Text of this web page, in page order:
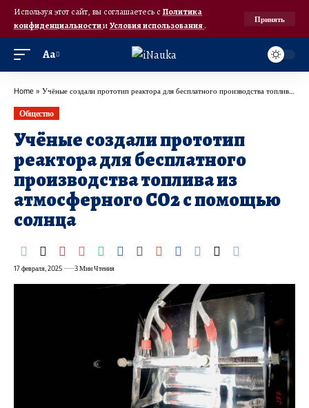
Используя этот сайт, вы соглашаетесь с Политика
конфиденциальностииУсловия использования.
Принять
Аа
Home » Учёные создали прототип реактора для бесплатного производства топлива из атмосферного CO2 с помощью солнца
Общество
Учёные создали прототип
реактора для бесплатного
производства топлива из
атмосферного CO2 с помощью
солнца
17 февраля, 2025 3 Мин Чтения